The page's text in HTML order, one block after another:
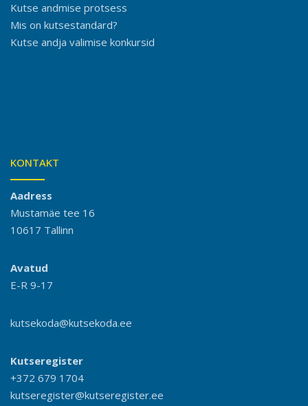
Kutse andmise protsess
Mis on kutsestandard?
Kutse andja valimise konkursid
KONTAKT
Aadress
Mustamäe tee 16
10617 Tallinn
Avatud
E-R 9-17
kutsekoda@kutsekoda.ee
Kutseregister
+372 679 1704
kutseregister@kutseregister.ee